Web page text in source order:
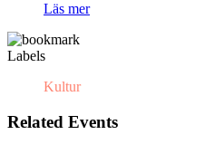
Läs mer
Labels
Kultur
Related Events